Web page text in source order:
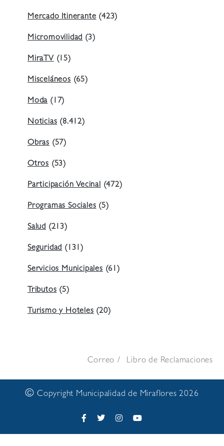
Mercado Itinerante (423)
Micromovilidad (3)
MiraTV (15)
Misceláneos (65)
Moda (17)
Noticias (8.412)
Obras (57)
Otros (53)
Participación Vecinal (472)
Programas Sociales (5)
Salud (213)
Seguridad (131)
Servicios Municipales (61)
Tributos (5)
Turismo y Hoteles (20)
Correo Libro de Reclamaciones
© Copyright Municipalidad de Miraflores 2026